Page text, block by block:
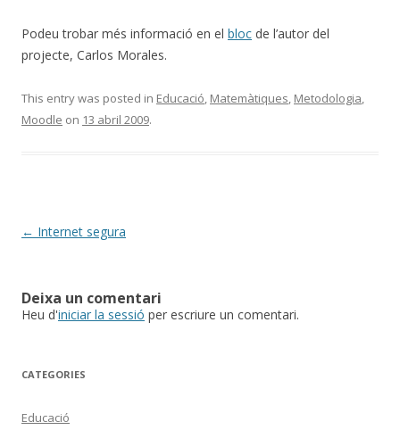
Podeu trobar més informació en el bloc de l’autor del
projecte, Carlos Morales.
This entry was posted in Educació, Matemàtiques, Metodologia,
Moodle on 13 abril 2009.
Post
← Internet segura
Deixa un comentari
Heu d'iniciar la sessió per escriure un comentari.
CATEGORIES
Educació